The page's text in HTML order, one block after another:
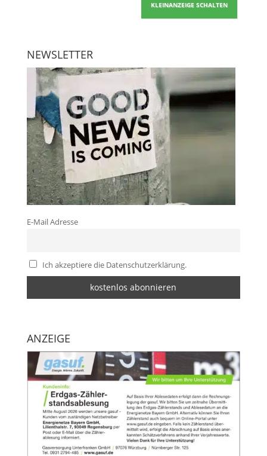
KLEINANZEIGE SCHALTEN
NEWSLETTER
E-Mail Adresse
Ich akzeptiere die Datenschutzerklärung.
ANZEIGE